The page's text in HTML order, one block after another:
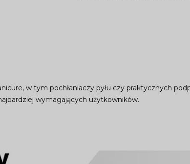
w tym pochłaniaczy pyłu czy praktycznych
wymagających użytkowników.